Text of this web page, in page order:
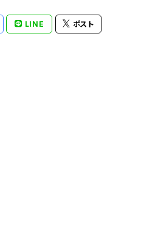
LINE ポスト